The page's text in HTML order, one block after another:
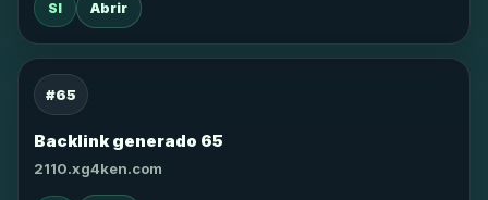
SI Abrir
#65
Backlink generado 65
2110.xg4ken.com